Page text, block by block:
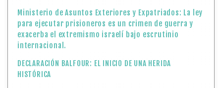
Ministerio de Asuntos Exteriores y Expatriados: La ley
para ejecutar prisioneros es un crimen de guerra y
exacerba el extremismo israelí bajo escrutinio
internacional.
DECLARACIÓN BALFOUR: EL INICIO DE UNA HERIDA
HISTÓRICA